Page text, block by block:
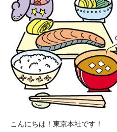
こんにちは！東京本社です！